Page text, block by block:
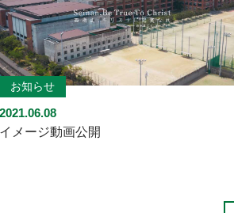
お知らせ
2021.06.08
イメージ動画公開